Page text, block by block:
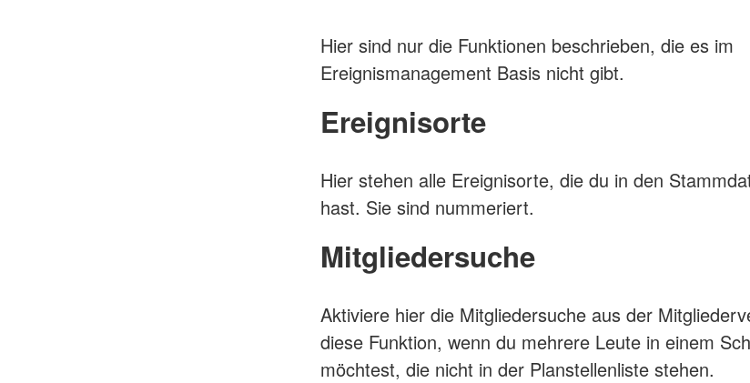
Hier sind nur die Funktionen beschrieben, die es im
Ereignismanagement Basis nicht gibt.
Ereignisorte
Hier stehen alle Ereignisorte, die du in den
hast. Sie sind nummeriert.
Mitgliedersuche
Aktiviere hier die Mitgliedersuche aus der
diese Funktion, wenn du mehrere Leute in einem
möchtest, die nicht in der Planstellenliste stehen.